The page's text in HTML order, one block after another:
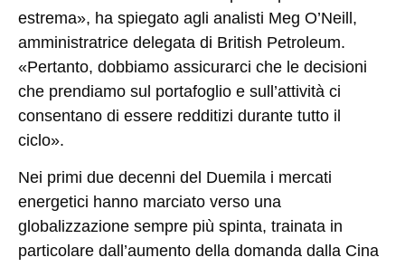
estrema», ha spiegato agli analisti Meg O’Neill,
amministratrice delegata di British Petroleum.
«Pertanto, dobbiamo assicurarci che le decisioni
che prendiamo sul portafoglio e sull’attività ci
consentano di essere redditizi durante tutto il
ciclo».
Nei primi due decenni del Duemila i mercati
energetici hanno marciato verso una
globalizzazione sempre più spinta, trainata in
particolare dall’aumento della domanda dalla Cina